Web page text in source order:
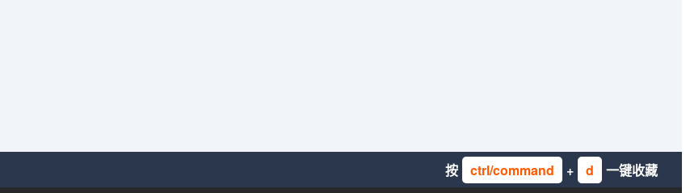
按 ctrl/command + d 一键收藏